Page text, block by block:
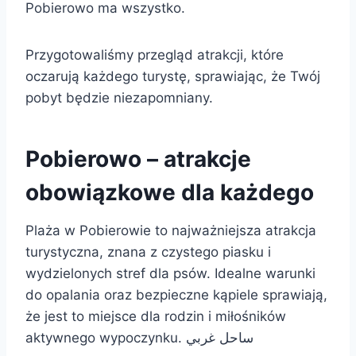
Pobierowo ma wszystko.
Przygotowaliśmy przegląd atrakcji, które
oczarują każdego turystę, sprawiając, że Twój
pobyt będzie niezapomniany.
Pobierowo – atrakcje
obowiązkowe dla każdego
Plaża w Pobierowie to najważniejsza atrakcja
turystyczna, znana z czystego piasku i
wydzielonych stref dla psów. Idealne warunki
do opalania oraz bezpieczne kąpiele sprawiają,
że jest to miejsce dla rodzin i miłośników
aktywnego wypoczynku. ساحل غربي